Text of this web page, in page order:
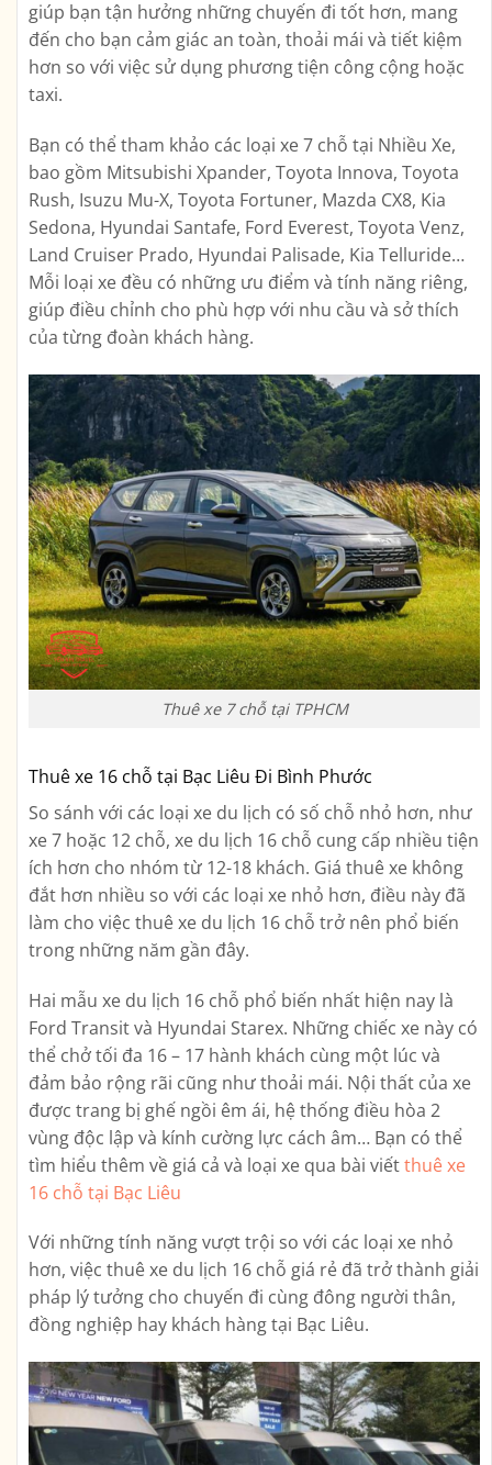
giúp bạn tận hưởng những chuyến đi tốt hơn, mang
đến cho bạn cảm giác an toàn, thoải mái và tiết kiệm
hơn so với việc sử dụng phương tiện công cộng hoặc
taxi.
Bạn có thể tham khảo các loại xe 7 chỗ tại Nhiều Xe,
bao gồm Mitsubishi Xpander, Toyota Innova, Toyota
Rush, Isuzu Mu-X, Toyota Fortuner, Mazda CX8, Kia
Sedona, Hyundai Santafe, Ford Everest, Toyota Venz,
Land Cruiser Prado, Hyundai Palisade, Kia Telluride…
Mỗi loại xe đều có những ưu điểm và tính năng riêng,
giúp điều chỉnh cho phù hợp với nhu cầu và sở thích
của từng đoàn khách hàng.
Thuê xe 7 chỗ tại TPHCM
Thuê xe 16 chỗ tại Bạc Liêu Đi Bình Phước
So sánh với các loại xe du lịch có số chỗ nhỏ hơn, như
xe 7 hoặc 12 chỗ, xe du lịch 16 chỗ cung cấp nhiều tiện
ích hơn cho nhóm từ 12-18 khách. Giá thuê xe không
đắt hơn nhiều so với các loại xe nhỏ hơn, điều này đã
làm cho việc thuê xe du lịch 16 chỗ trở nên phổ biến
trong những năm gần đây.
Hai mẫu xe du lịch 16 chỗ phổ biến nhất hiện nay là
Ford Transit và Hyundai Starex. Những chiếc xe này có
thể chở tối đa 16 – 17 hành khách cùng một lúc và
đảm bảo rộng rãi cũng như thoải mái. Nội thất của xe
được trang bị ghế ngồi êm ái, hệ thống điều hòa 2
vùng độc lập và kính cường lực cách âm… Bạn có thể
tìm hiểu thêm về giá cả và loại xe qua bài viếtthuê xe
16 chỗ tại Bạc Liêu
Với những tính năng vượt trội so với các loại xe nhỏ
hơn, việc thuê xe du lịch 16 chỗ giá rẻ đã trở thành giải
pháp lý tưởng cho chuyến đi cùng đông người thân,
đồng nghiệp hay khách hàng tại Bạc Liêu.